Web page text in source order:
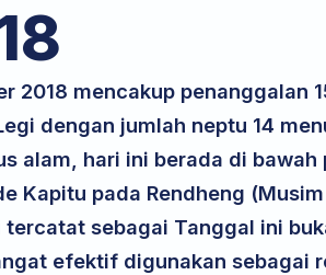
2018 mencakup penanggalan
dengan jumlah neptu 14
alam, hari ini berada di bawah
Kapitu pada Rendheng
sebagai Tanggal ini
efektif digunakan sebagai